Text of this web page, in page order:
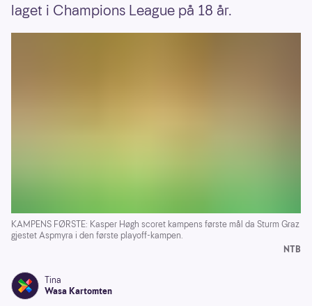
laget i Champions League på 18 år.
KAMPENS FØRSTE: Kasper Høgh scoret kampens første mål da Sturm Graz
gjestet Aspmyra i den første playoff-kampen.
NTB
Tina
Wasa Kartomten